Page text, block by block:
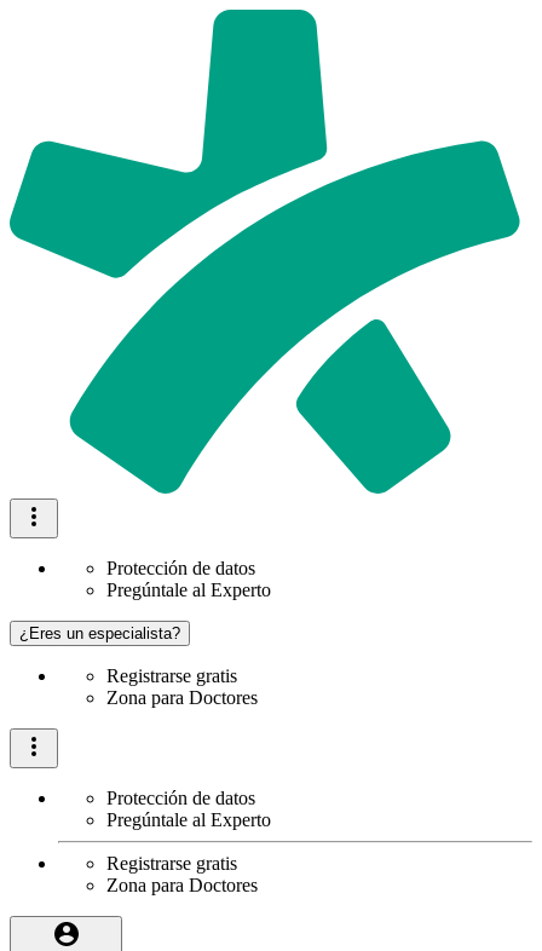
Protección de datos
Pregúntale al Experto
¿Eres un especialista?
Registrarse gratis
Zona para Doctores
Protección de datos
Pregúntale al Experto
Registrarse gratis
Zona para Doctores